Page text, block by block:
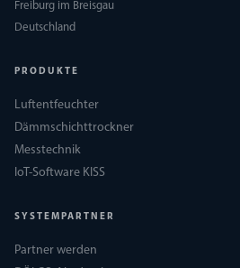
Freiburg im Breisgau
Deutschland
PRODUKTE
Luftentfeuchter
Dämmschichttrockner
Messtechnik
IoT-Software KISS
SYSTEMPARTNER
Partner werden